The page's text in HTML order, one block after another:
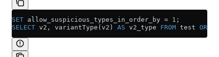
SET allow_suspicious_types_in_order_by = 1 ;
SELECT v2, variantType(v2) AS v2_type FROM test